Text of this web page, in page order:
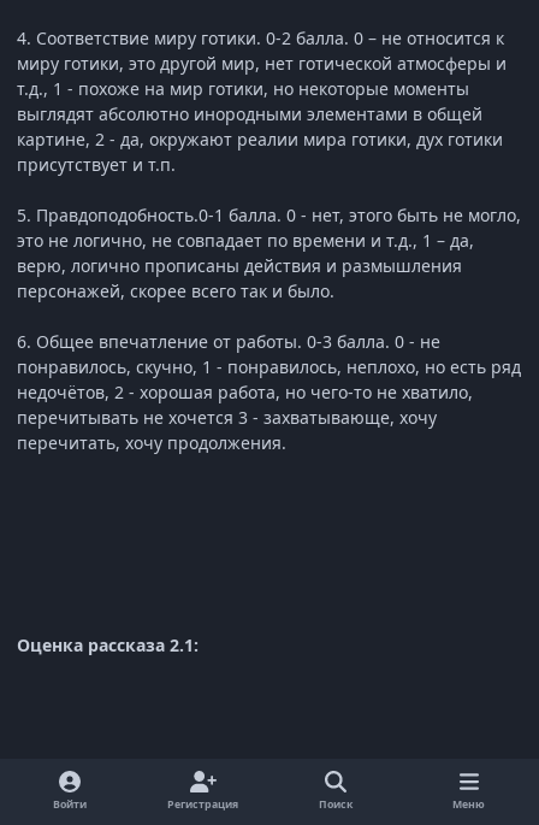
4. Соответствие миру готики. 0-2 балла. 0 – не относится к
миру готики, это другой мир, нет готической атмосферы и
т.д., 1 - похоже на мир готики, но некоторые моменты
выглядят абсолютно инородными элементами в общей
картине, 2 - да, окружают реалии мира готики, дух готики
присутствует и т.п.
5. Правдоподобность.0-1 балла. 0 - нет, этого быть не могло,
это не логично, не совпадает по времени и т.д., 1 – да,
верю, логично прописаны действия и размышления
персонажей, скорее всего так и было.
6. Общее впечатление от работы. 0-3 балла. 0 - не
понравилось, скучно, 1 - понравилось, неплохо, но есть ряд
недочётов, 2 - хорошая работа, но чего-то не хватило,
перечитывать не хочется 3 - захватывающе, хочу
перечитать, хочу продолжения.
Оценка рассказа 2.1:
1. Грамотность. 1 балл. Ошибок почти не заметил.
Войти Регистрация Поиск Меню